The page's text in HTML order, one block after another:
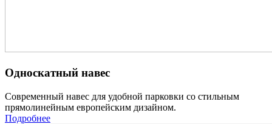
Односкатный навес
Современный навес для удобной парковки со стильным
прямолинейным европейским дизайном.
Подробнее